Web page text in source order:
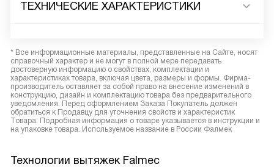
ТЕХНИЧЕСКИЕ ХАРАКТЕРИСТИКИ
* Все информационные материалы, представленные на Сайте, носят
справочный характер и не могут в полной мере передавать
достоверную информацию о свойствах, комплектации и
характеристиках товара, включая цвета, размеры и формы. Фирма-
производитель оставляет за собой право на внесение изменений в
конструкцию, дизайн и комплектацию товара без предварительного
уведомления. Перед оформлением Заказа Покупатель должен
обратиться к Продавцу для уточнения свойств и характеристик
Товара. Подробная информация о товаре указывается в инструкции и
на упаковке товара. Используемое название в России Фалмек
Технологии вытяжек Falmec